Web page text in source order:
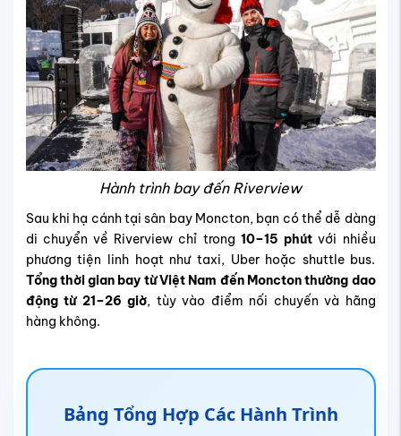
Hành trình bay đến Riverview
Sau khi hạ cánh tại sân bay Moncton, bạn có thể dễ dàng
di chuyển về Riverview chỉ trong 10–15 phút với nhiều
phương tiện linh hoạt như taxi, Uber hoặc shuttle bus.
Tổng thời gian bay từ Việt Nam đến Moncton thường dao
động từ 21–26 giờ, tùy vào điểm nối chuyến và hãng
hàng không.
Bảng Tổng Hợp Các Hành Trình